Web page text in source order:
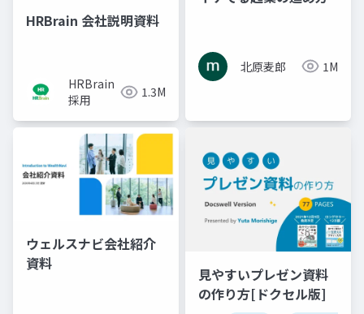
HRBrain 会社説明資料
HRBrain
採用
1.3M
北原麦郎 1M
ウェルスナビ会社紹介
資料
見やすいプレゼン資料
の作り方[ドクセル版]